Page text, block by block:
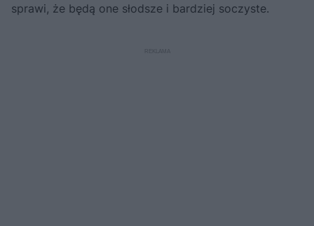
sprawi, że będą one słodsze i bardziej soczyste.